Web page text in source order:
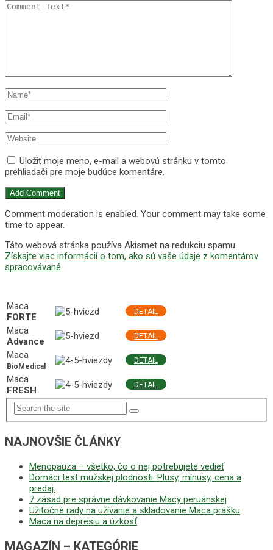
Uložiť moje meno, e-mail a webovú stránku v tomto
prehliadači pre moje budúce komentáre.
Comment moderation is enabled. Your comment may take some
time to appear.
Táto webová stránka používa Akismet na redukciu spamu.
Získajte viac informácií o tom, ako sú vaše údaje z komentárov
spracovávané.
Maca
FORTE
DETAIL
Maca
Advance
DETAIL
Maca
BioMedical
DETAIL
Maca
FRESH
DETAIL
NAJNOVŠIE ČLÁNKY
Menopauza – všetko, čo o nej potrebujete vedieť
Domáci test mužskej plodnosti. Plusy, mínusy, cena a
predaj.
7 zásad pre správne dávkovanie Macy peruánskej
Užitočné rady na užívanie a skladovanie Maca prášku
Maca na depresiu a úzkosť
MAGAZÍN – KATEGÓRIE